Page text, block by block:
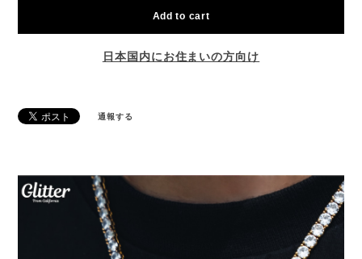
Add to cart
日本国内にお住まいの方向け
通報する